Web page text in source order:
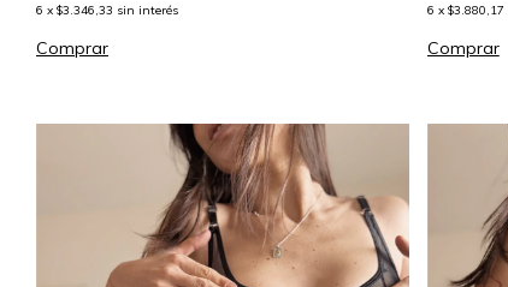
6 x $3.346,33 sin interés
Comprar
6 x $3.880,17
Comprar